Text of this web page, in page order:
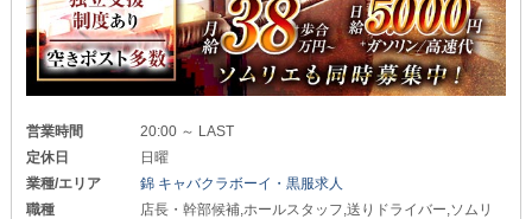
営業時間
20:00 ～ LAST
定休日
日曜
業種/エリア
錦 キャバクラボーイ・黒服求人
職種
店長・幹部候補,ホールスタッフ,送りドライバー,ソムリ